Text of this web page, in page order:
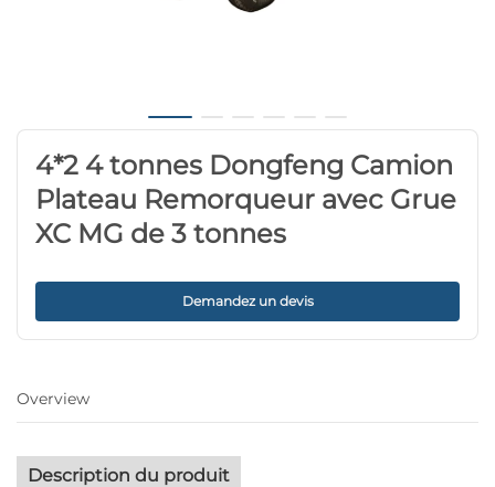
4*2 4 tonnes Dongfeng Camion
Plateau Remorqueur avec Grue
XC MG de 3 tonnes
Demandez un devis
Overview
Description du produit